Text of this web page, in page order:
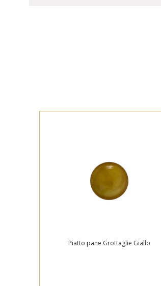
Piatto pane Grottaglie Giallo